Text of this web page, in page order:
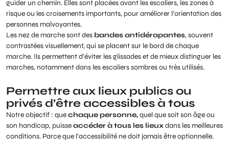
guider un chemin. Elles sont placées avant les escaliers, les zones à
risque ou les croisements importants, pour améliorer l’orientation des
personnes malvoyantes.
Les nez de marche sont des bandes antidérapantes, souvent
contrastées visuellement, qui se placent sur le bord de chaque
marche. Ils permettent d’éviter les glissades et de mieux distinguer les
marches, notamment dans les escaliers sombres ou très utilisés.
Permettre aux lieux publics ou
privés d’être accessibles à tous
Notre objectif : quechaque personne,quel que soit son âge ou
son handicap, puisseaccéder à tous les lieuxdans les meilleures
conditions. Parce que l’accessibilité ne doit jamais être optionnelle.